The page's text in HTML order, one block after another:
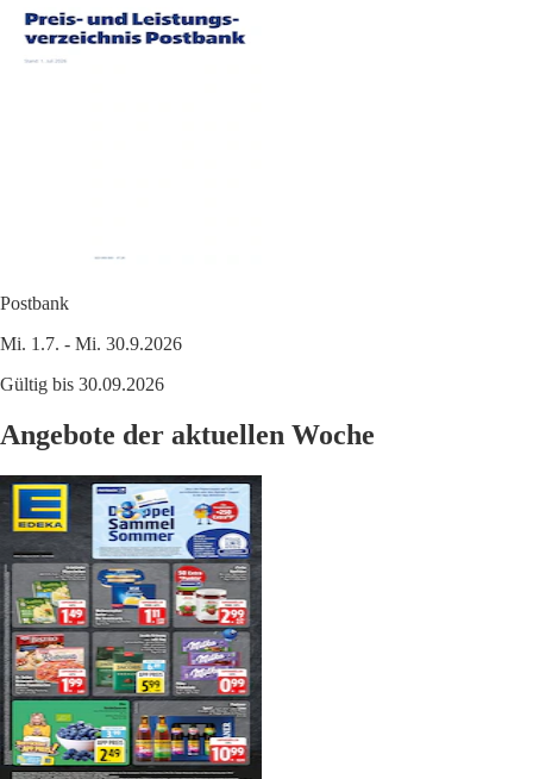
Postbank
Mi. 1.7. - Mi. 30.9.2026
Gültig bis 30.09.2026
Angebote der aktuellen Woche